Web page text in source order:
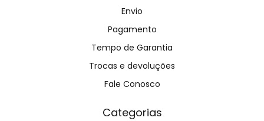
Envio
Pagamento
Tempo de Garantia
Trocas e devoluções
Fale Conosco
Categorias